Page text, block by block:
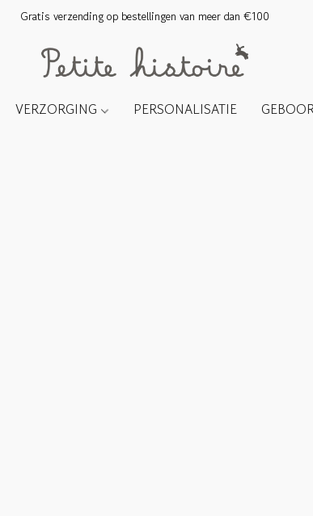
Gratis verzending op bestellingen van meer dan €100
VERZORGING PERSONALISATIE